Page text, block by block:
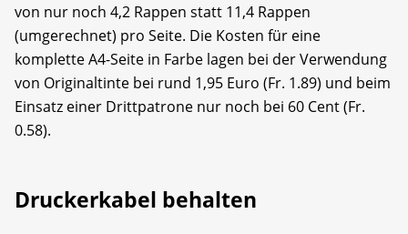
von nur noch 4,2 Rappen statt 11,4 Rappen
(umgerechnet) pro Seite. Die Kosten für eine
komplette A4-Seite in Farbe lagen bei der Verwendung
von Originaltinte bei rund 1,95 Euro (Fr. 1.89) und beim
Einsatz einer Drittpatrone nur noch bei 60 Cent (Fr.
0.58).
Druckerkabel behalten